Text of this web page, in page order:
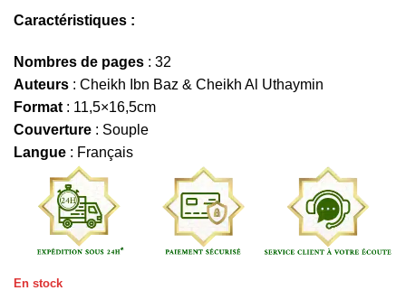
Caractéristiques :
Nombres de pages : 32
Auteurs : Cheikh Ibn Baz & Cheikh Al Uthaymin
Format : 11,5×16,5cm
Couverture : Souple
Langue : Français
En stock